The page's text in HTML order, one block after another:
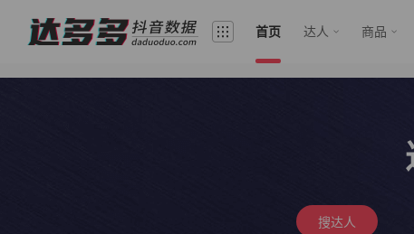
首页 达人 商品
搜达人